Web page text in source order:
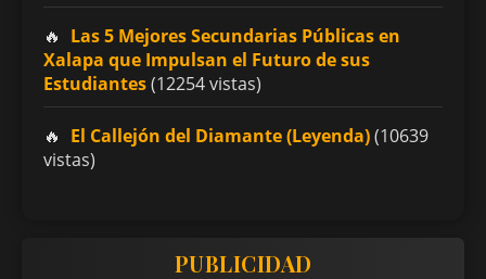
Las 5 Mejores Secundarias Públicas en
Xalapa que Impulsan el Futuro de sus
Estudiantes(12254 vistas)
El Callejón del Diamante (Leyenda)(10639
vistas)
PUBLICIDAD